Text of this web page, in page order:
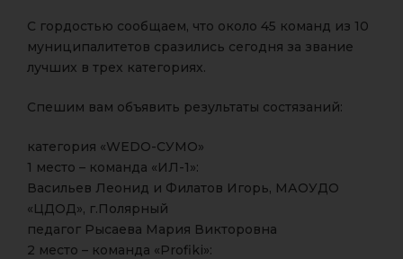
С гордостью сообщаем, что около 45 команд из 10
муниципалитетов сразились сегодня за звание
лучших в трех категориях.
Спешим вам объявить результаты состязаний:
категория «WEDO-СУМО»
1 место – команда «ИЛ-1»:
Васильев Леонид и Филатов Игорь, МАОУДО
«ЦДОД», г.Полярный
педагог Рысаева Мария Викторовна
2 место – команда «Profiki»: